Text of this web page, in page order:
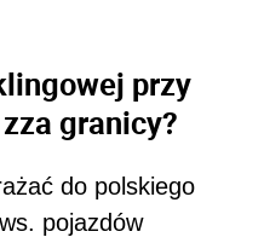
przy
granicy?
do polskiego
pojazdów